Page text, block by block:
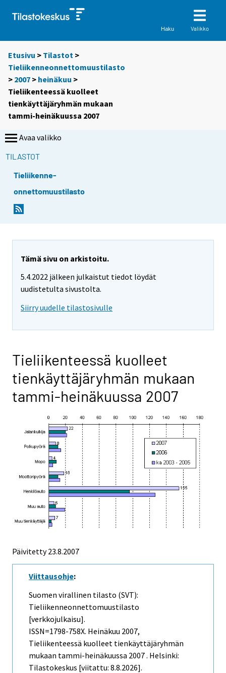
Haku Valikko
Etusivu > Tilastot >
Tieliikenneonnettomuustilasto
> 2007 > heinäkuu >
Tieliikenteessä kuolleet
tienkäyttäjäryhmän mukaan
tammi-heinäkuussa 2007
Avaa valikko
TILASTOT
Tieliikenne-
onnettomuustilasto
Tämä sivu on arkistoitu.
5.4.2022 jälkeen julkaistut tiedot löydät
uudistetulta sivustolta.
Siirry uudelle tilastosivulle
Tieliikenteessä kuolleet
tienkäyttäjäryhmän mukaan
tammi-heinäkuussa 2007
Päivitetty23.8.2007
Viittausohje:
Suomen virallinen tilasto (SVT):
Tieliikenneonnettomuustilasto
[verkkojulkaisu].
ISSN=1798-758X. Heinäkuu 2007,
Tieliikenteessä kuolleet tienkäyttäjäryhmän
mukaan tammi-heinäkuussa 2007 . Helsinki:
Tilastokeskus [viitattu: 8.8.2026].